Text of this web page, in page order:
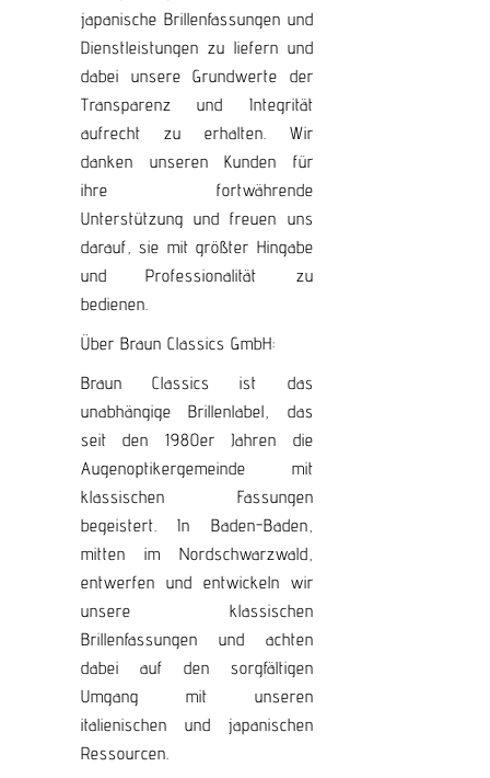
japanische Brillenfassungen und
Dienstleistungen zu liefern und
dabei unsere Grundwerte der
Transparenz und Integrität
aufrecht zu erhalten. Wir
danken unseren Kunden für
ihre fortwährende
Unterstützung und freuen uns
darauf, sie mit größter Hingabe
und Professionalität zu
bedienen.
Über Braun Classics GmbH:
Braun Classics ist das
unabhängige Brillenlabel, das
seit den 1980er Jahren die
Augenoptikergemeinde mit
klassischen Fassungen
begeistert. In Baden-Baden,
mitten im Nordschwarzwald,
entwerfen und entwickeln wir
unsere klassischen
Brillenfassungen und achten
dabei auf den sorgfältigen
Umgang mit unseren
italienischen und japanischen
Ressourcen.